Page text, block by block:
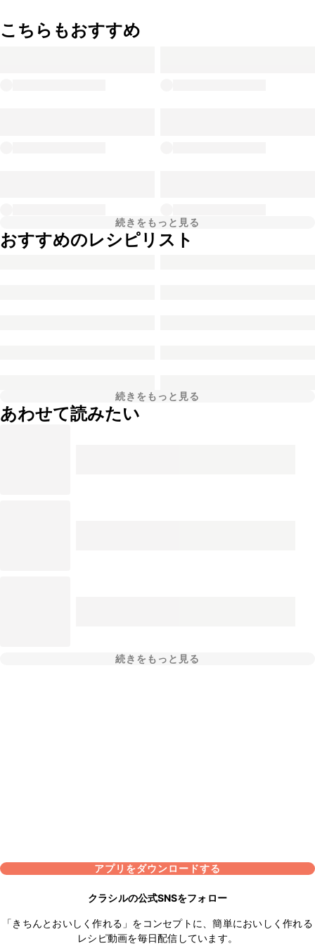
こちらもおすすめ
続きをもっと見る
おすすめのレシピリスト
続きをもっと見る
あわせて読みたい
続きをもっと見る
アプリをダウンロードする
クラシルの公式SNSをフォロー
「きちんとおいしく作れる」をコンセプトに、簡単においしく作れる
レシピ動画を毎日配信しています。